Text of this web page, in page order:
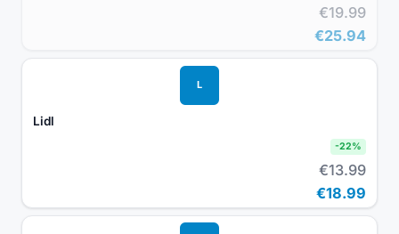
€19.99
€25.94
L
Lidl
-22%
€13.99
€18.99